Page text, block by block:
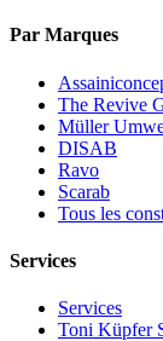
Par Marques
The Revive
Müller
DISAB
Ravo
Scarab
Tous les
Services
Services
Toni Küpfer